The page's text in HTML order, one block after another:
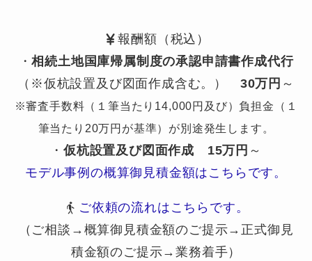
報酬額（税込）
・相続土地国庫帰属制度の承認申請書作成代行
（※仮杭設置及び図面作成含む。） 30万円 ～
※審査手数料（１筆当たり14,000円及び）負担金（１
筆当たり20万円が基準）が別途発生します。
・ 仮杭設置及び図面作成 15万円 ～
モデル事例の概算御見積金額はこちらです。
ご依頼の流れはこちらです。
（ご相談→概算御見積金額のご提示→正式御見
積金額のご提示→業務着手）